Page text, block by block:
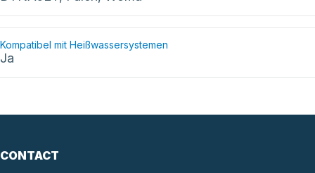
Kompatibel mit Heißwassersystemen
Ja
CONTACT